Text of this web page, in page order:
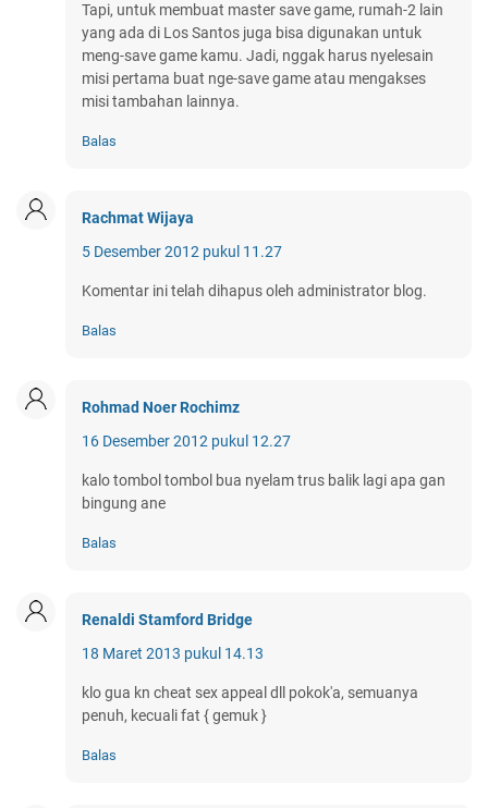
Tapi, untuk membuat master save game, rumah-2 lain
yang ada di Los Santos juga bisa digunakan untuk
meng-save game kamu. Jadi, nggak harus nyelesain
misi pertama buat nge-save game atau mengakses
misi tambahan lainnya.
Balas
Rachmat Wijaya
5 Desember 2012 pukul 11.27
Komentar ini telah dihapus oleh administrator blog.
Balas
Rohmad Noer Rochimz
16 Desember 2012 pukul 12.27
kalo tombol tombol bua nyelam trus balik lagi apa gan
bingung ane
Balas
Renaldi Stamford Bridge
18 Maret 2013 pukul 14.13
klo gua kn cheat sex appeal dll pokok'a, semuanya
penuh, kecuali fat { gemuk }
Balas